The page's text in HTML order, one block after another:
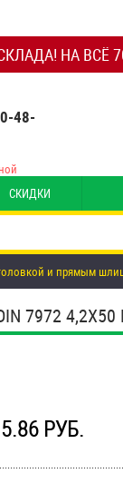
НА ВСЁ
48-
СКИДКИ
и прямым
4,2Х50
РУБ.